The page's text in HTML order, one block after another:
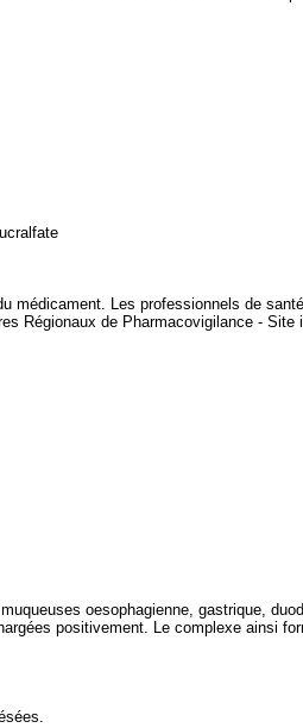
médicament. Les professionnels de
Régionaux de Pharmacovigilance - Site
oesophagienne, gastrique,
positivement. Le complexe ainsi